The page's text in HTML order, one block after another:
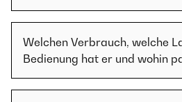
Welchen Verbrauch, welche
Bedienung hat er und wohin